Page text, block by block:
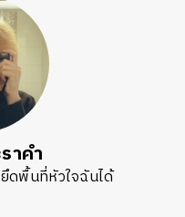
าคำ
ดพื้นที่หัวใจฉันได้